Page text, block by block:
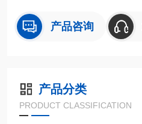
产品咨询
产品分类
PRODUCT CLASSIFICATION